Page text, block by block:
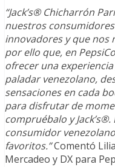
“Jack’s® Chicharrón
nuestros
innovadores y que nos
por ello que, en
ofrecer una
paladar venezolano,
sensaciones en cada
para disfrutar de
compruébalo y
consumidor
favoritos.”Comentó
Mercadeo y DX para